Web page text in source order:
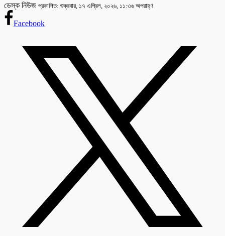
ডেস্ক নিউজ প্রকাশিত: শুক্রবার, ১৭ এপ্রিল, ২০২৬, ১১:৩৬ অপরাহ্ণ
Facebook